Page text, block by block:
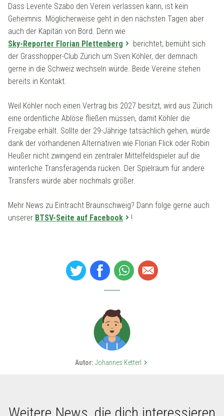
Dass Levente Szabo den Verein verlassen kann, ist kein
Geheimnis. Möglicherweise geht in den nächsten Tagen aber
auch der Kapitän von Bord. Denn wie
Sky-Reporter Florian Plettenberg
berichtet, bemüht sich
der Grasshopper-Club Zürich um Sven Köhler, der demnach
gerne in die Schweiz wechseln würde. Beide Vereine stehen
bereits in Kontakt.
Weil Köhler noch einen Vertrag bis 2027 besitzt, wird aus Zürich
eine ordentliche Ablöse fließen müssen, damit Köhler die
Freigabe erhält. Sollte der 29-Jährige tatsächlich gehen, würde
dank der vorhandenen Alternativen wie Florian Flick oder Robin
Heußer nicht zwingend ein zentraler Mittelfeldspieler auf die
winterliche Transferagenda rücken. Der Spielraum für andere
Transfers würde aber nochmals größer.
Mehr News zu Eintracht Braunschweig? Dann folge gerne auch
unserer BTSV-Seite auf Facebook !
Autor: Johannes Ketterl keyboard_arrow_right